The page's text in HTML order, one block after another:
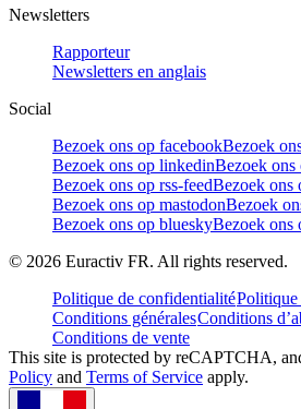
Newsletters
Rapporteur
Newsletters en anglais
Social
Bezoek ons op facebookBezoek
Bezoek ons op linkedinBezoek ons
Bezoek ons op rss-feedBezoek ons
Bezoek ons op mastodonBezoek
Bezoek ons op blueskyBezoek ons
© 2026 Euractiv FR. All rights reserved.
Politique de confidentialitéPolitique
Conditions généralesConditions
Conditions de vente
This site is protected by reCAPTCHA,
Policy and Terms of Service apply.